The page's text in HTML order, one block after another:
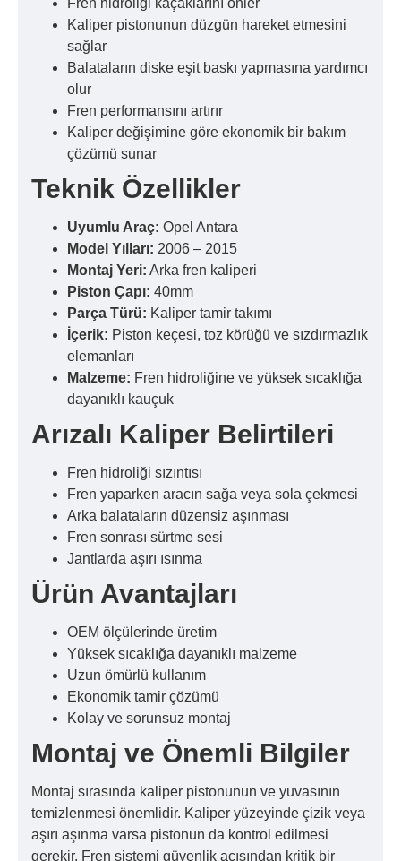
Kaliper pistonunun düzgün hareket etmesini
sağlar
Balataların diske eşit baskı yapmasına yardımcı
olur
Fren performansını artırır
Kaliper değişimine göre ekonomik bir bakım
çözümü sunar
Teknik Özellikler
Uyumlu Araç: Opel Antara
Model Yılları: 2006 – 2015
Montaj Yeri: Arka fren kaliperi
Piston Çapı: 40mm
Parça Türü: Kaliper tamir takımı
İçerik: Piston keçesi, toz körüğü ve sızdırmazlık
elemanları
Malzeme: Fren hidroliğine ve yüksek sıcaklığa
dayanıklı kauçuk
Arızalı Kaliper Belirtileri
Fren hidroliği sızıntısı
Fren yaparken aracın sağa veya sola çekmesi
Arka balataların düzensiz aşınması
Fren sonrası sürtme sesi
Jantlarda aşırı ısınma
Ürün Avantajları
OEM ölçülerinde üretim
Yüksek sıcaklığa dayanıklı malzeme
Uzun ömürlü kullanım
Ekonomik tamir çözümü
Kolay ve sorunsuz montaj
Montaj ve Önemli Bilgiler
Montaj sırasında kaliper pistonunun ve yuvasının
temizlenmesi önemlidir. Kaliper yüzeyinde çizik veya
aşırı aşınma varsa pistonun da kontrol edilmesi
gerekir. Fren sistemi güvenlik açısından kritik bir